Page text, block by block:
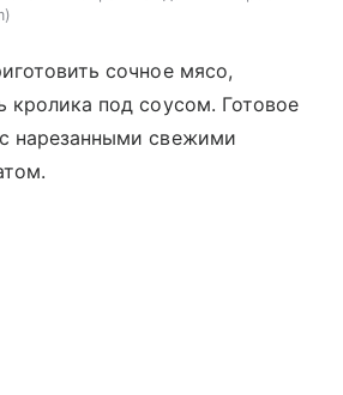
сочное мясо,
кролика под соусом. Готовое
нарезанными свежими